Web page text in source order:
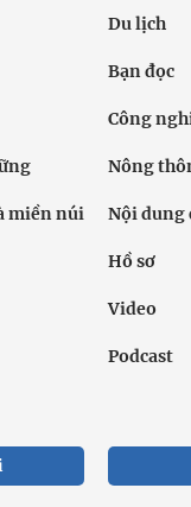
Du lịch
Bạn đọc
Công
Nông
miền núi Nội dung
Hồ sơ
Video
Podcast